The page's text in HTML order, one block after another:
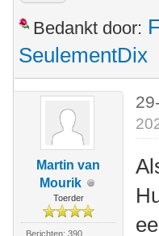
Bedankt door:
SeulementDix
Martin van
Mourik
Toerder
Berichten: 390